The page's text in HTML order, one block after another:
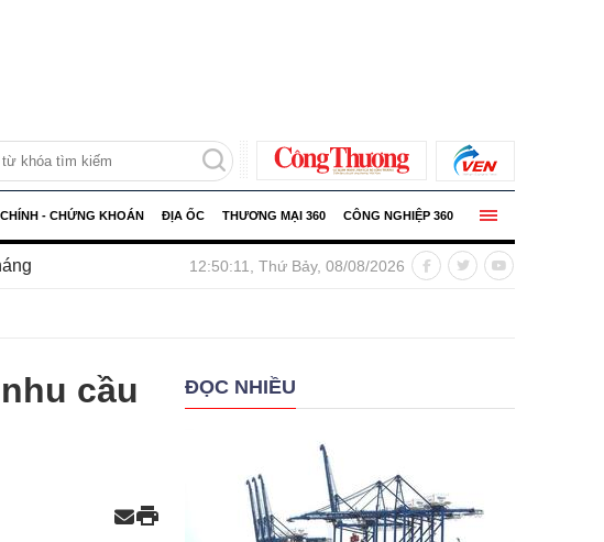
- CHỨNG KHOÁN ĐỊA ỐC THƯƠNG MẠI 360 CÔNG NGHIỆP 360
| PMI ngành sản xuất Việt Nam tháng 7 tăng 52,9% điểm
12:50:12, Thứ Bảy, 08/08/2026
cầu
ĐỌC NHIỀU